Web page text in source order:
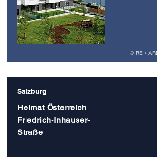
© RE / ARE
Salzburg
Heimat Österreich
Friedrich-Inhauser-
Straße